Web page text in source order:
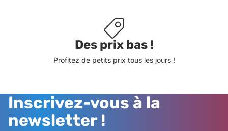
Des prix bas !
Profitez de petits prix tous les jours !
Inscrivez-vous à la
newsletter !